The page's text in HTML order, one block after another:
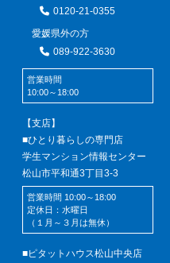
0120-21-0355
愛媛県外の方
089-922-3630
営業時間
10:00～18:00
【支店】
■ひとり暮らしの専門店
学生マンション情報センター
松山市平和通3丁目3-3
営業時間 10:00～18:00
定休日：水曜日
（１月～３月は無休）
■ピタットハウス松山中央店